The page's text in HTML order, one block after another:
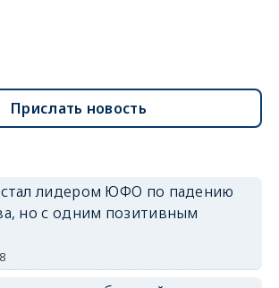
Прислать новость
стал лидером ЮФО по падению
но с одним позитивным